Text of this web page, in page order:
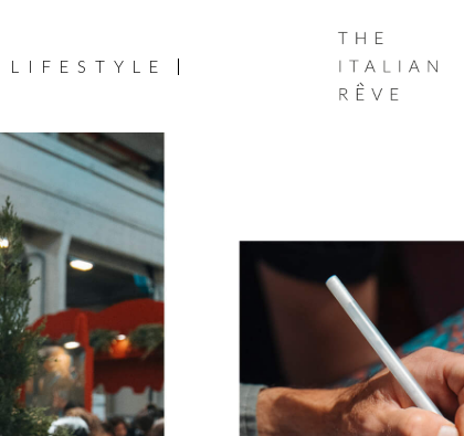
LIFESTYLE
ITALIAN
RÊVE